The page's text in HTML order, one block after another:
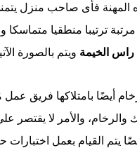
المهنة فأى صاحب منزل
ترتيبا منطقيا متماسكا
الخيمة ويتم بالصورة
أيضًا بامتلاكها فريق
والرخام، والأمر لا
يتم القيام بعمل